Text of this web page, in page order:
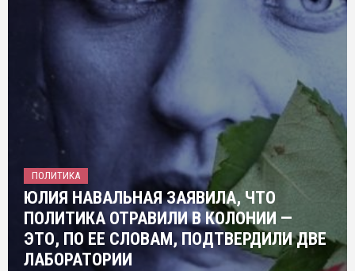
ПОЛИТИКА
ЮЛИЯ НАВАЛЬНАЯ ЗАЯВИЛА, ЧТО
ПОЛИТИКА ОТРАВИЛИ В КОЛОНИИ —
ЭТО, ПО ЕЕ СЛОВАМ, ПОДТВЕРДИЛИ ДВЕ
ЛАБОРАТОРИИ